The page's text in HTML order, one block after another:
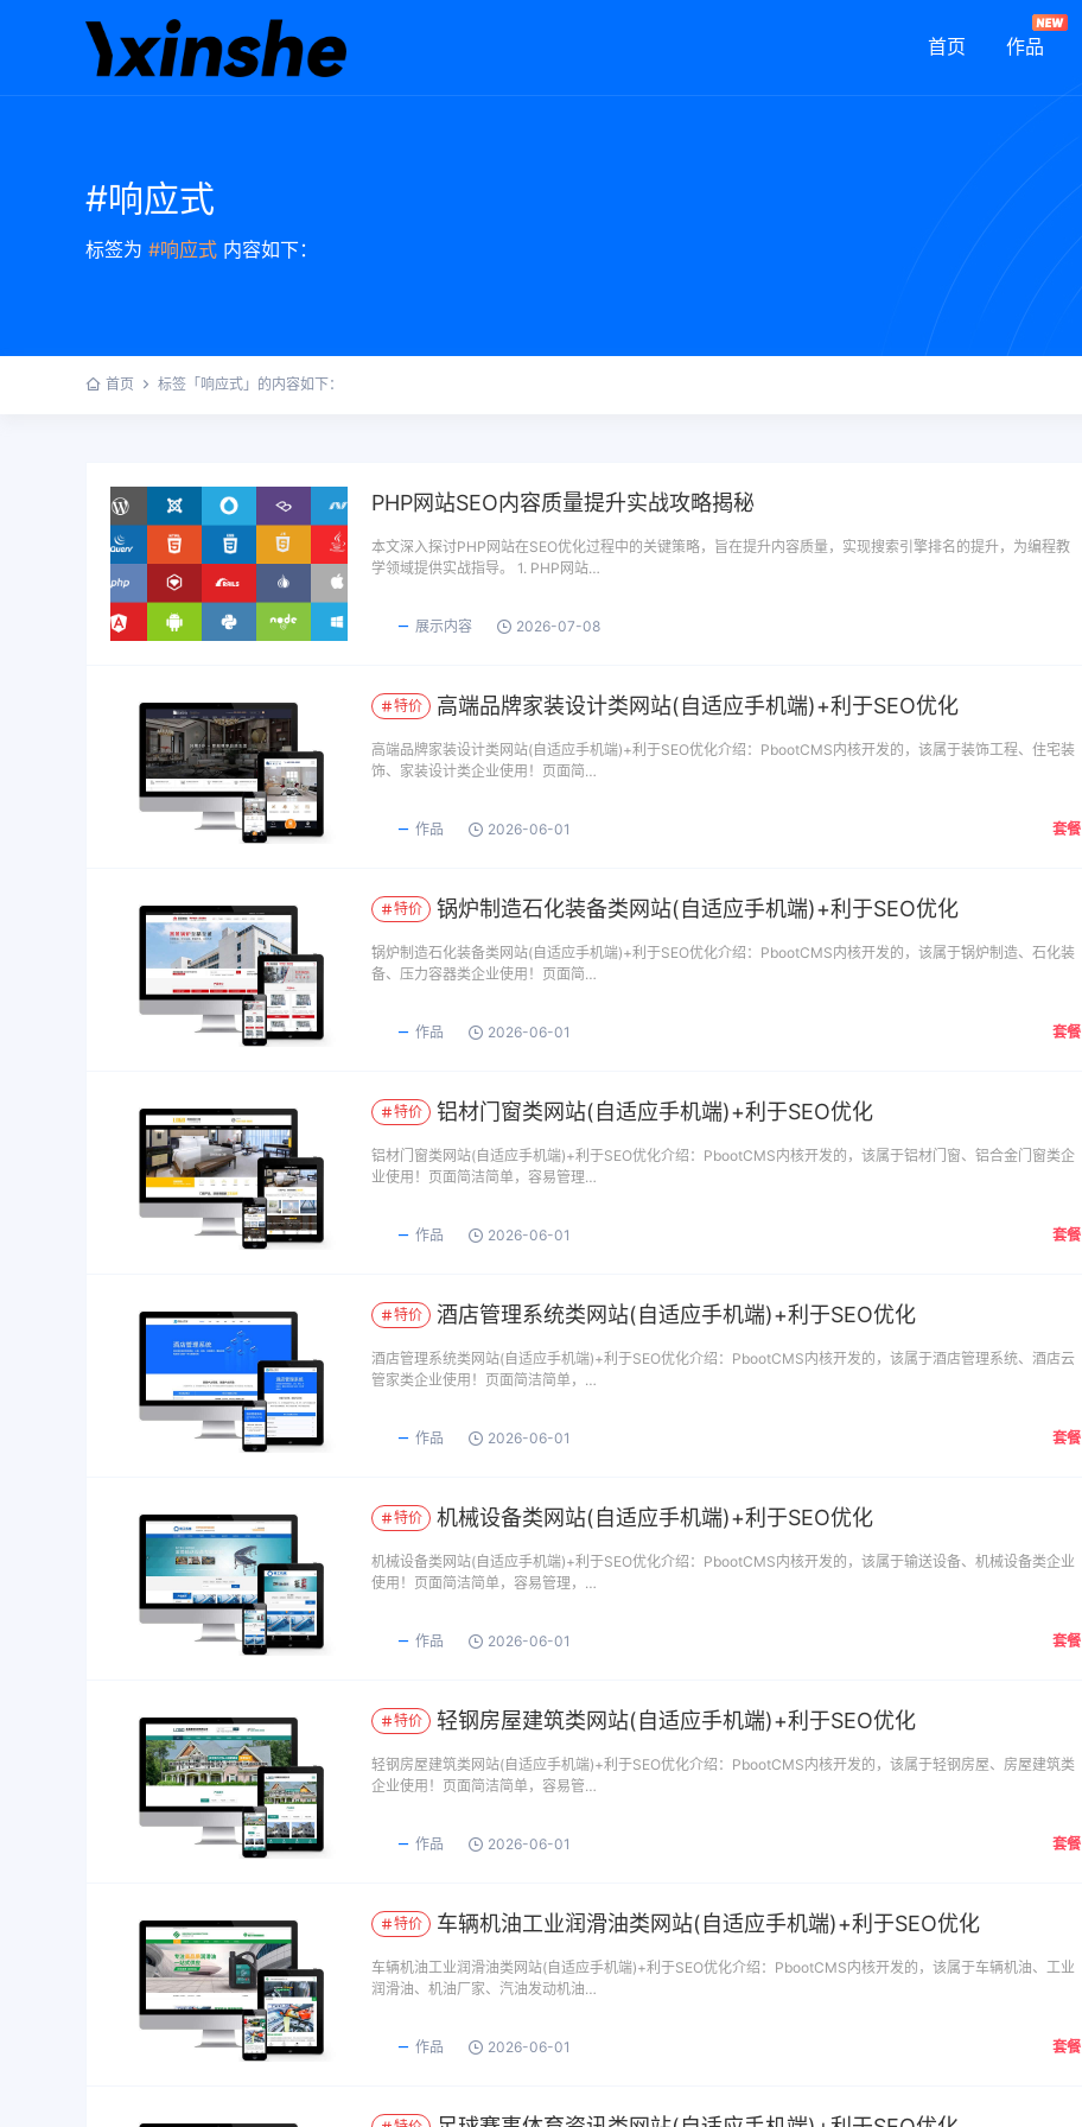
首页 作品
#响应式
标签为 #响应式 内容如下：
首页 标签「响应式」的内容如下：
PHP网站SEO内容质量提升实战攻略揭秘
本文深入探讨PHP网站在SEO优化过程中的关键策略，旨在提升内容质量，实现搜索引擎排名的提升，为编程教
学领域提供实战指导。 1. PHP网站…
展示内容 2026-07-08
特价 高端品牌家装设计类网站(自适应手机端)+利于SEO优化
高端品牌家装设计类网站(自适应手机端)+利于SEO优化介绍：PbootCMS内核开发的，该属于装饰工程、住宅装
饰、家装设计类企业使用！页面简…
作品 2026-06-01 套餐
特价 锅炉制造石化装备类网站(自适应手机端)+利于SEO优化
锅炉制造石化装备类网站(自适应手机端)+利于SEO优化介绍：PbootCMS内核开发的，该属于锅炉制造、石化装
备、压力容器类企业使用！页面简…
作品 2026-06-01 套餐
特价 铝材门窗类网站(自适应手机端)+利于SEO优化
铝材门窗类网站(自适应手机端)+利于SEO优化介绍：PbootCMS内核开发的，该属于铝材门窗、铝合金门窗类企
业使用！页面简洁简单，容易管理…
作品 2026-06-01 套餐
特价 酒店管理系统类网站(自适应手机端)+利于SEO优化
酒店管理系统类网站(自适应手机端)+利于SEO优化介绍：PbootCMS内核开发的，该属于酒店管理系统、酒店云
管家类企业使用！页面简洁简单，…
作品 2026-06-01 套餐
特价 机械设备类网站(自适应手机端)+利于SEO优化
机械设备类网站(自适应手机端)+利于SEO优化介绍：PbootCMS内核开发的，该属于输送设备、机械设备类企业
使用！页面简洁简单，容易管理，…
作品 2026-06-01 套餐
特价 轻钢房屋建筑类网站(自适应手机端)+利于SEO优化
轻钢房屋建筑类网站(自适应手机端)+利于SEO优化介绍：PbootCMS内核开发的，该属于轻钢房屋、房屋建筑类
企业使用！页面简洁简单，容易管…
作品 2026-06-01 套餐
特价 车辆机油工业润滑油类网站(自适应手机端)+利于SEO优化
车辆机油工业润滑油类网站(自适应手机端)+利于SEO优化介绍：PbootCMS内核开发的，该属于车辆机油、工业
润滑油、机油厂家、汽油发动机油…
作品 2026-06-01 套餐